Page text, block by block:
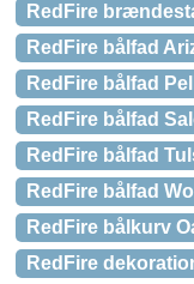
RedFire
RedFire bålfad
RedFire bålfad
RedFire bålfad
RedFire bålfad
RedFire bålfad
RedFire bålkurv
RedFire